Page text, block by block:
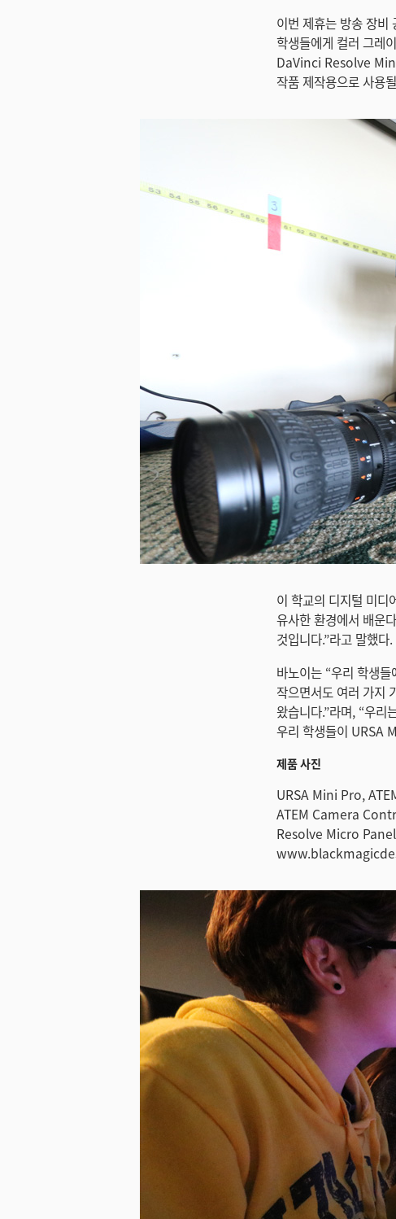
이번 제휴는 방송 장
학생들에게 컬러 그레
DaVinci Resolve
작품 제작용으로 사용
이 학교의 디지털 미
유사한 환경에서 배운
것입니다.”라고 말했다.
바노이는 “우리 학생
작으면서도 여러 가지
왔습니다.”라며, “우리
우리 학생들이 URSA
제품 사진
URSA Mini Pro,
ATEM Camera
Resolve Micro